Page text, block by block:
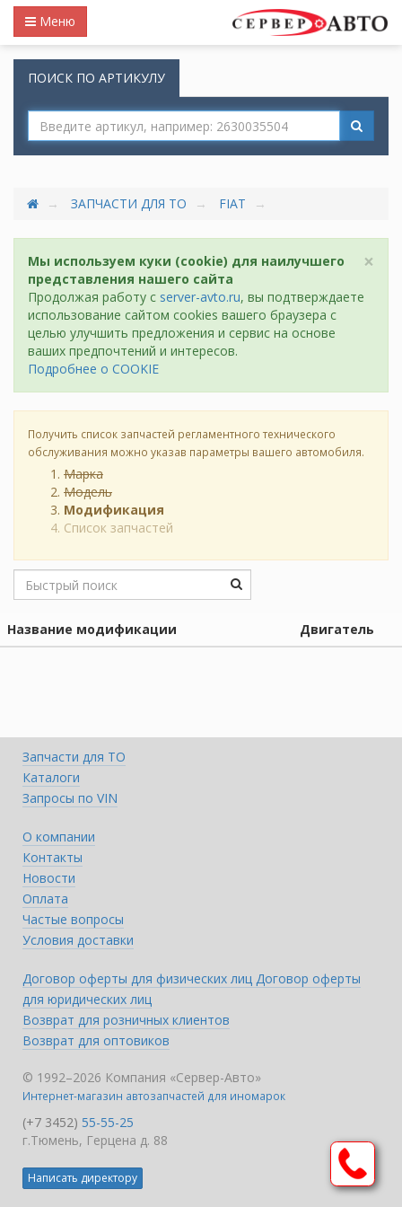
Меню
ПОИСК ПО АРТИКУЛУ
ЗАПЧАСТИ ДЛЯ ТО FIAT
×
Мы используем куки (cookie) для наилучшего
представления нашего сайта
Продолжая работу с server-avto.ru, вы подтверждаете
использование сайтом cookies вашего браузера с
целью улучшить предложения и сервис на основе
ваших предпочтений и интересов.
Подробнее о COOKIE
Получить список запчастей регламентного технического
обслуживания можно указав параметры вашего автомобиля.
Марка
Модель
Модификация
Список запчастей
Название модификации Двигатель
Запчасти для ТО
Каталоги
Запросы по VIN
О компании
Контакты
Новости
Оплата
Частые вопросы
Условия доставки
Договор оферты для физических лиц Договор оферты
для юридических лиц
Возврат для розничных клиентов
Возврат для оптовиков
© 1992–2026 Компания «Сервер-Авто»
Интернет-магазин автозапчастей для иномарок
(+7 3452) 55-55-25
г.Тюмень, Герцена д. 88
Написать директору